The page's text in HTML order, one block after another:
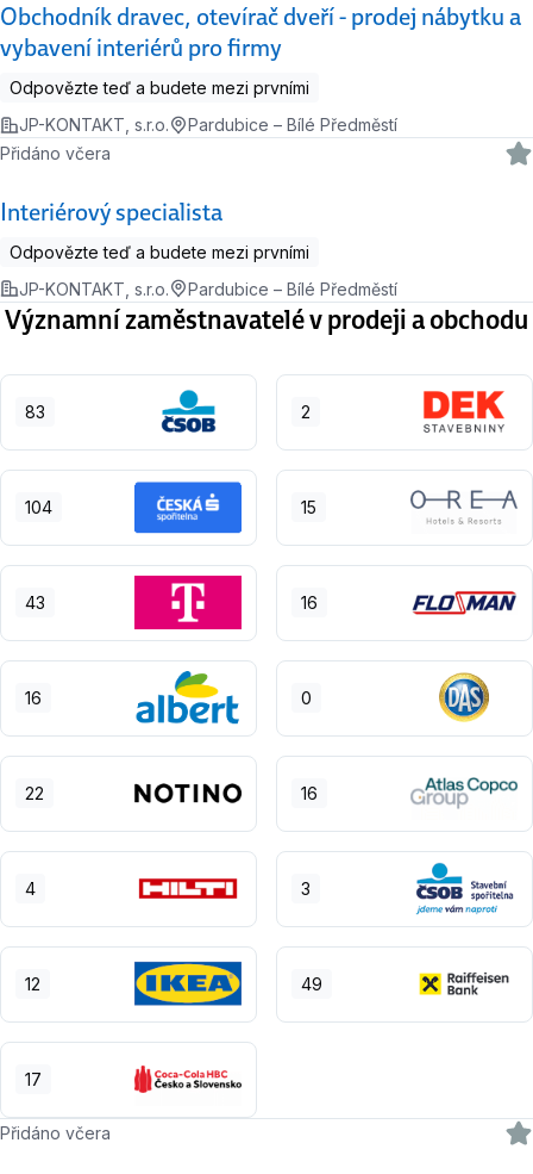
Obchodník dravec, otevírač dveří - prodej nábytku a
vybavení interiérů pro firmy
Odpovězte teď a budete mezi prvními
JP-KONTAKT, s.r.o.
Pardubice – Bílé Předměstí
Interiérový specialista
Přidáno včera
Odpovězte teď a budete mezi prvními
JP-KONTAKT, s.r.o.
Pardubice – Bílé Předměstí
Významní zaměstnavatelé v prodeji a obchodu
83 2
104 15
43 16
16 0
22 16
4 3
12 49
17
Přidáno včera